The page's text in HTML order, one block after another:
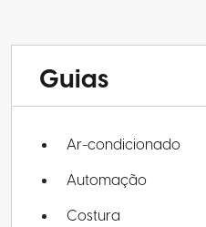
Guias
Ar-condicionado
Automação
Costura